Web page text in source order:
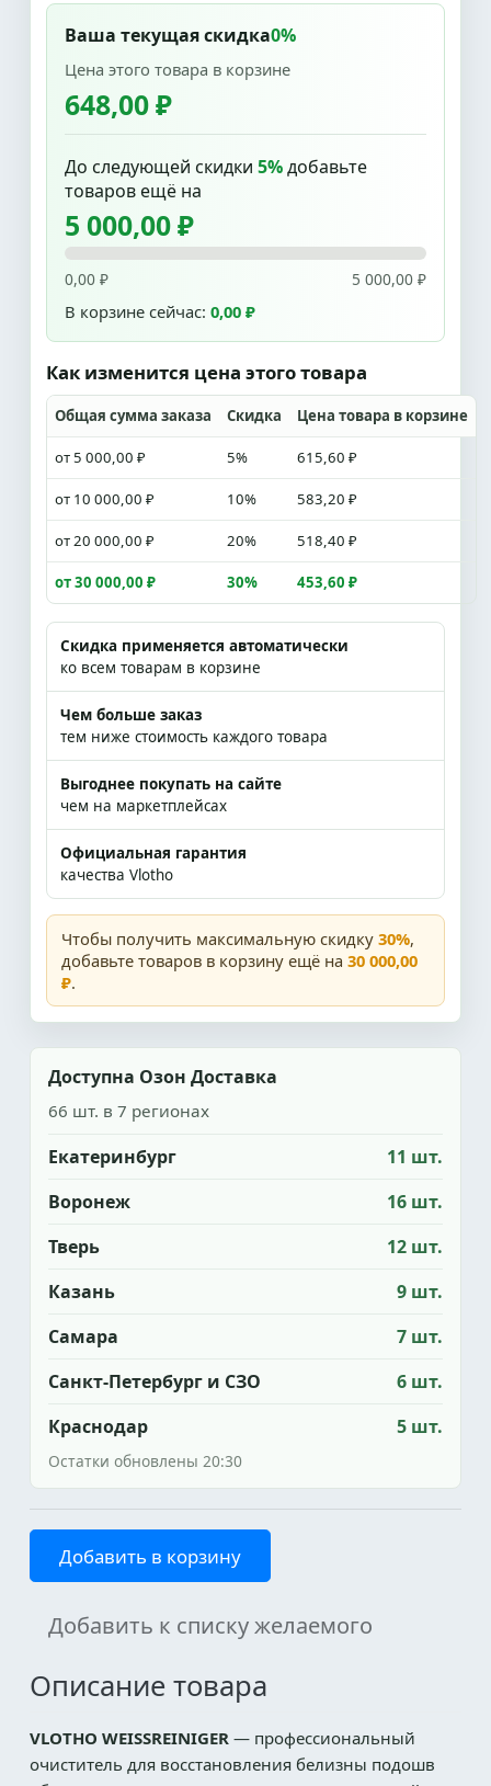
Ваша текущая скидка0%
Цена этого товара в корзине
648,00 ₽
До следующей скидки 5%добавьте
товаров ещё на
5 000,00 ₽
0,00 ₽ 5 000,00 ₽
В корзине сейчас: 0,00 ₽
Как изменится цена этого товара
Общая сумма заказа Скидка Цена товара в корзине
от 5 000,00 ₽ 5% 615,60 ₽
от 10 000,00 ₽ 10% 583,20 ₽
от 20 000,00 ₽ 20% 518,40 ₽
от 30 000,00 ₽ 30% 453,60 ₽
Скидка применяется автоматически
ко всем товарам в корзине
Чем больше заказ
тем ниже стоимость каждого товара
Выгоднее покупать на сайте
чем на маркетплейсах
Официальная гарантия
качества Vlotho
Чтобы получить максимальную скидку 30%,
добавьте товаров в корзину ещё на 30 000,00
₽.
Доступна Озон Доставка
66 шт. в 7 регионах
Екатеринбург
11 шт.
Воронеж
16 шт.
Тверь
12 шт.
Казань
9 шт.
Самара
7 шт.
Санкт-Петербург и СЗО
6 шт.
Краснодар
5 шт.
Остатки обновлены 20:30
Добавить в корзину
Добавить к списку желаемого
Описание товара
VLOTHO WEISSREINIGER — профессиональный
очиститель для восстановления белизны подошв